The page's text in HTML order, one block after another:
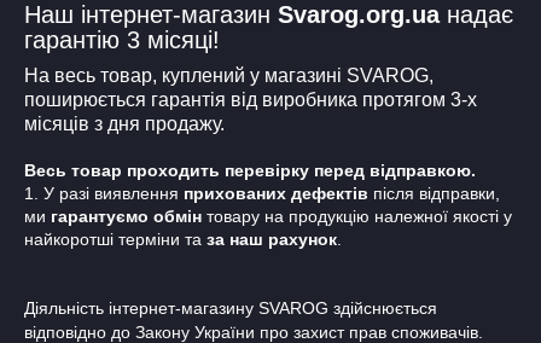
Наш інтернет-магазин Svarog.org.uaнадає
гарантію 3 місяці!
На весь товар, куплений у магазині SVAROG,
поширюється гарантія від виробника протягом 3-х
місяців з дня продажу.
Весь товар проходить перевірку перед відправкою.
1. У разі виявлення прихованих дефектів після відправки,
ми гарантуємо обмін товару на продукцію належної якості у
найкоротші терміни та за наш рахунок
Діяльність інтернет-магазину SVAROG здійснюється
відповідно до Закону України про захист прав споживачів.